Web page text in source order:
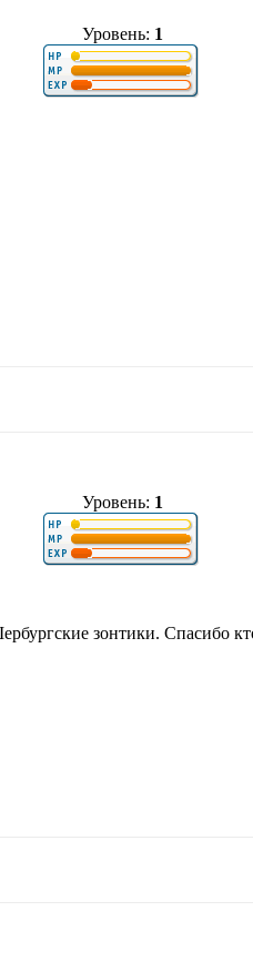
Уровень: 1
Уровень: 1
зонтики. Спасибо